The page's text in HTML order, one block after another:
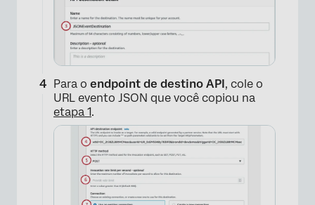
Para o endpoint de destino API, cole o
URL evento JSON que você copiou na
etapa 1.